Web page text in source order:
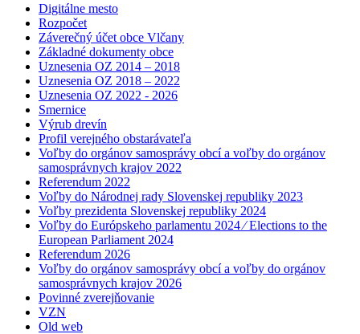
Digitálne mesto
Rozpočet
Záverečný účet obce Vlčany
Základné dokumenty obce
Uznesenia OZ 2014 – 2018
Uznesenia OZ 2018 – 2022
Uznesenia OZ 2022 - 2026
Smernice
Výrub drevín
Profil verejného obstarávateľa
Voľby do orgánov samosprávy obcí a voľby do orgánov
samosprávnych krajov 2022
Referendum 2022
Voľby do Národnej rady Slovenskej republiky 2023
Voľby prezidenta Slovenskej republiky 2024
Voľby do Európskeho parlamentu 2024 ⁄ Elections to the
European Parliament 2024
Referendum 2026
Voľby do orgánov samosprávy obcí a voľby do orgánov
samosprávnych krajov 2026
Povinné zverejňovanie
VZN
Old web